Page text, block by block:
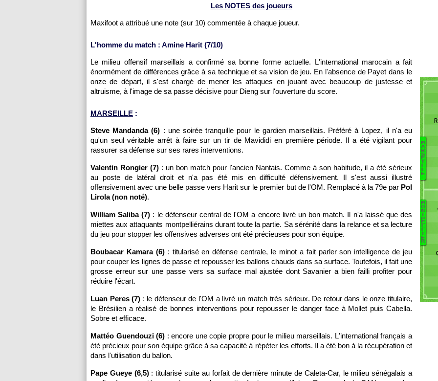
Les NOTES des joueurs
Maxifoot a attribué une note (sur 10) commentée à chaque joueur.
L'homme du match : Amine Harit (7/10)
Le milieu offensif marseillais a confirmé sa bonne forme actuelle. L'international marocain a fait
énormément de différences grâce à sa technique et sa vision de jeu. En l'absence de Payet dans le
onze de départ, il s'est chargé de mener les attaques en jouant avec beaucoup de justesse et
altruisme, à l'image de sa passe décisive pour Dieng sur l'ouverture du score.
MARSEILLE :
Steve Mandanda (6) : une soirée tranquille pour le gardien marseillais. Préféré à Lopez, il n'a eu
qu'un seul véritable arrêt à faire sur un tir de Mavididi en première période. Il a été vigilant pour
rassurer sa défense sur ses rares interventions.
Valentin Rongier (7) : un bon match pour l'ancien Nantais. Comme à son habitude, il a été sérieux
au poste de latéral droit et n'a pas été mis en difficulté défensivement. Il s'est aussi illustré
offensivement avec une belle passe vers Harit sur le premier but de l'OM. Remplacé à la 79e par Pol
Lirola (non noté).
William Saliba (7) : le défenseur central de l'OM a encore livré un bon match. Il n'a laissé que des
miettes aux attaquants montpelliérains durant toute la partie. Sa sérénité dans la relance et sa lecture
du jeu pour stopper les offensives adverses ont été précieuses pour son équipe.
Boubacar Kamara (6): titularisé en défense centrale, le minot a fait parler son intelligence de jeu
pour couper les lignes de passe et repousser les ballons chauds dans sa surface. Toutefois, il fait une
grosse erreur sur une passe vers sa surface mal ajustée dont Savanier a bien failli profiter pour
réduire l'écart.
Luan Peres (7) : le défenseur de l'OM a livré un match très sérieux. De retour dans le onze titulaire,
le Brésilien a réalisé de bonnes interventions pour repousser le danger face à Mollet puis Cabella.
Sobre et efficace.
Mattéo Guendouzi (6) : encore une copie propre pour le milieu marseillais. L'international français a
été précieux pour son équipe grâce à sa capacité à répéter les efforts. Il a été bon à la récupération et
dans l'utilisation du ballon.
Pape Gueye (6,5): titularisé suite au forfait de dernière minute de Caleta-Car, le milieu sénégalais a
M
A
R
S
E
I
L
L
E
M
O
N
T
P
E
L
L
I
E
R